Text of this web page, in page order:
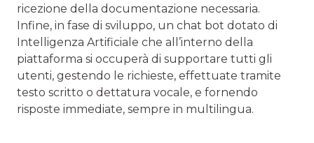
ricezione della documentazione necessaria.
Infine, in fase di sviluppo, un chat bot dotato di
Intelligenza Artificiale che all’interno della
piattaforma si occuperà di supportare tutti gli
utenti, gestendo le richieste, effettuate tramite
testo scritto o dettatura vocale, e fornendo
risposte immediate, sempre in multilingua.